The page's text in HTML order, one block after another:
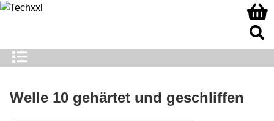
Welle 10 gehärtet und geschliffen